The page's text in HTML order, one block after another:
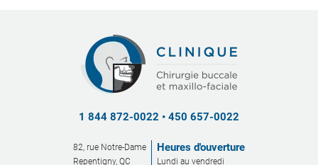
1 844 872-0022 • 450 657-0022
82, rue Notre-Dame
Repentigny, QC
Heures d'ouverture
Lundi au vendredi